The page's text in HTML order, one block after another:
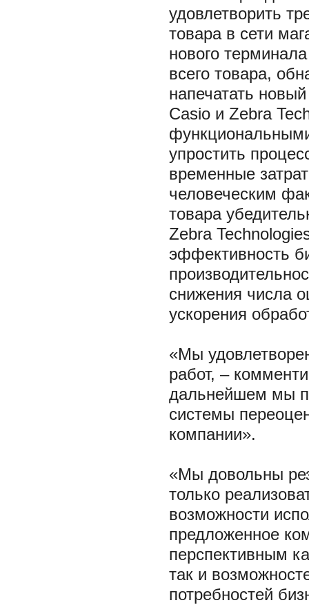
удовлетворить
товара в сети
нового
всего товара,
напечатать
Casio и Zebra
упростить
временные
человеческим
товара
Zebra
эффективность
снижения числа
ускорения
«Мы
работ, –
дальнейшем мы
системы
компании».
«Мы довольны
только
возможности
предложенное
перспективным
так и
потребностей